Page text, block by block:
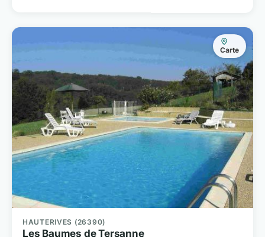
Carte
HAUTERIVES (26390)
Les Baumes de Tersanne